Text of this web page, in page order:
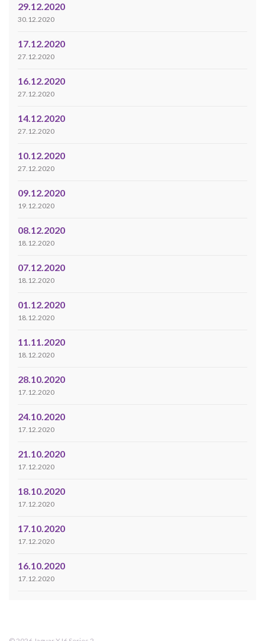
29.12.2020
30.12.2020
17.12.2020
27.12.2020
16.12.2020
27.12.2020
14.12.2020
27.12.2020
10.12.2020
27.12.2020
09.12.2020
19.12.2020
08.12.2020
18.12.2020
07.12.2020
18.12.2020
01.12.2020
18.12.2020
11.11.2020
18.12.2020
28.10.2020
17.12.2020
24.10.2020
17.12.2020
21.10.2020
17.12.2020
18.10.2020
17.12.2020
17.10.2020
17.12.2020
16.10.2020
17.12.2020